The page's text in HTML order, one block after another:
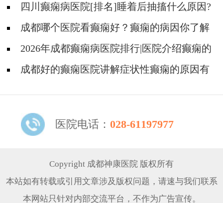
有关?四川癫痫病医院[排名]睡着后抽搐什么原因?
成都哪个医院看癫痫好？癫痫的病因你了解
吗?2026年成都癫痫病医院排行|医院介绍癫痫的
由来！成都好的癫痫医院讲解症状性癫痫的原因有
医院电话： 028-61197977
Copyright 成都神康医院 版权所有
本站如有转载或引用文章涉及版权问题，请速与我们联系
本网站只针对内部交流平台，不作为广告宣传。